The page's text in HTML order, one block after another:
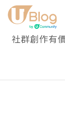
社群創作有